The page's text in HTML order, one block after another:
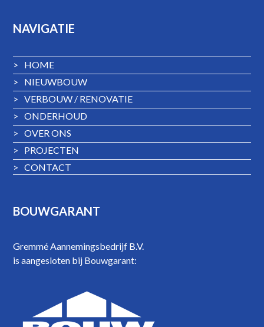
NAVIGATIE
>
HOME
>
NIEUWBOUW
> VERBOUW / RENOVATIE
> ONDERHOUD
> OVER ONS
>
PROJECTEN
> CONTACT
BOUWGARANT
Gremmé Aannemingsbedrijf B.V.
is aangesloten bij Bouwgarant: